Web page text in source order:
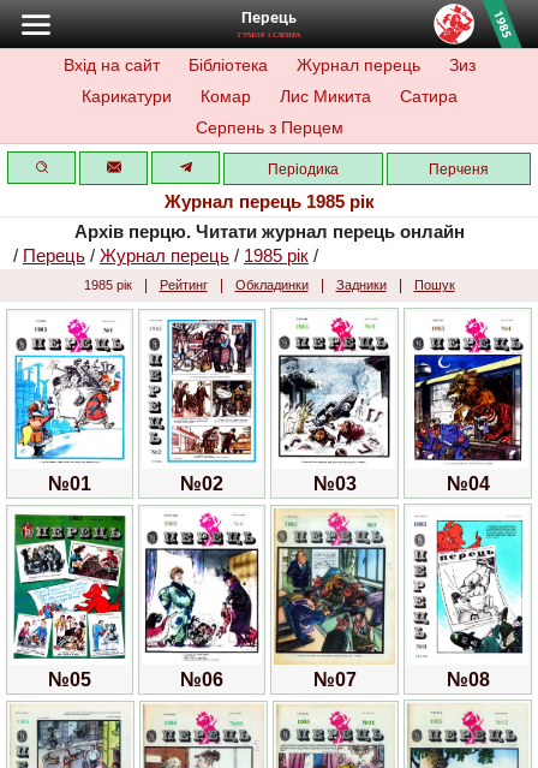
Перець
ГУМОР І САТИРА
Вхід на сайт Бібліотека Журнал перець
Зиз
Карикатури
Комар Лис Микита
Сатира
Серпень з Перцем
Періодика Перченя
Журнал перець 1985 рік
Архів перцю. Читати журнал перець онлайн
/ Перець / Журнал перець / 1985 рік /
1985 рік Рейтинг Обкладинки Задники Пошук
№01 №02 №03 №04
№05 №06 №07 №08